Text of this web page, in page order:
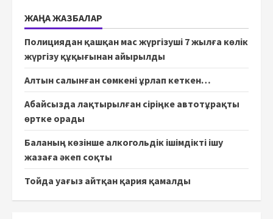
ЖАҢА ЖАЗБАЛАР
Полициядан қашқан мас жүргізуші 7 жылға көлік
жүргізу құқығынан айырылды
Алтын салынған сөмкені ұрлап кеткен…
Абайсызда лақтырылған сіріңке автотұрақты
өртке орады
Баланың көзінше алкогольдік ішімдікті ішу
жазаға әкеп соқты
Тойда уағыз айтқан қария қамалды